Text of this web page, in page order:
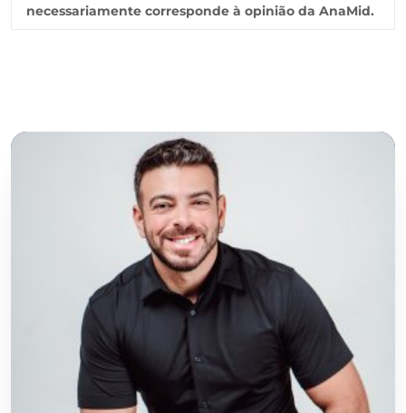
necessariamente corresponde à opinião da AnaMid.